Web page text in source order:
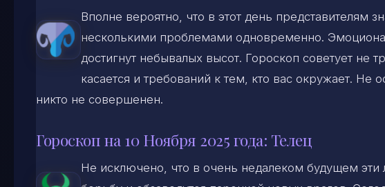
Вполне вероятно, что в этот день представителям
несколькими проблемами одновременно.
достигнут небывалых высот. Гороскоп советует не
касается и требований к тем, кто вас окружает. Не
никто не совершенен.
Гороскоп на 10 Ноября 2025 года: Телец
Не исключено, что в очень недалеком будущем